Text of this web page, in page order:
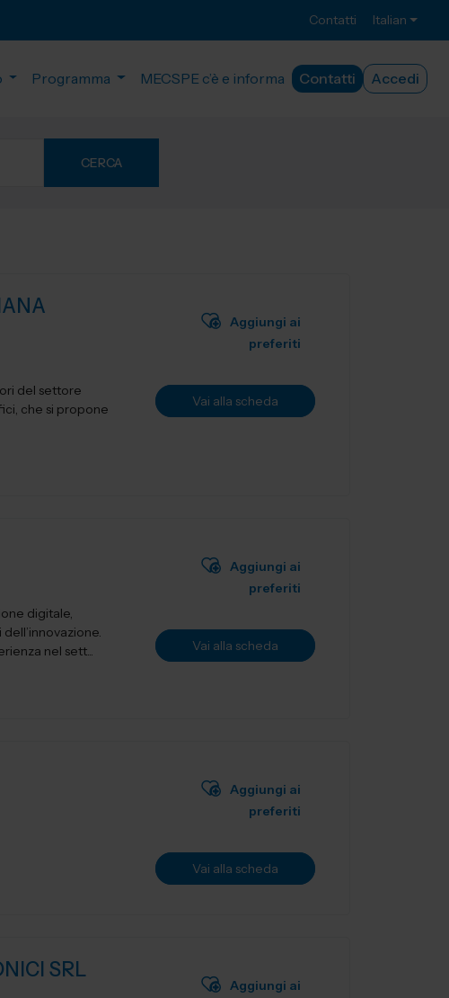
Contatti Italian
Programma MECSPE c’è e informa Contatti Accedi
CERCA
del settore
Aggiungi ai
preferiti
Vai alla scheda
digitale,
nel sett...
Aggiungi ai
preferiti
Vai alla scheda
Aggiungi ai
preferiti
Vai alla scheda
SRL
Aggiungi ai